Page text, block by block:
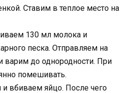
Ставим в теплое место на
130 мл молока и
песка. Отправляем на
варим до однородности. При
помешивать.
и вбиваем яйцо. После чего